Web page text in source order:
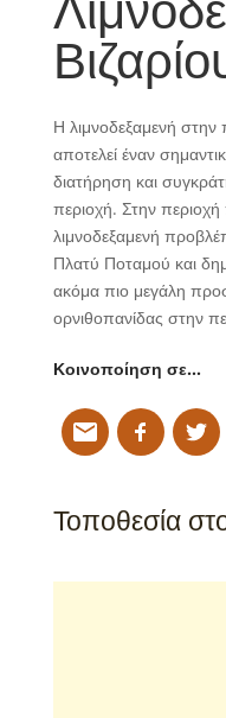
Η λιμνοδεξαμενή στην
αποτελεί έναν
διατήρηση και
περιοχή. Στην
λιμνοδεξαμενή
Πλατύ Ποταμού και
ακόμα πιο μεγάλη
ορνιθοπανίδας στην
Κοινοποίηση σε…
Τοποθεσία